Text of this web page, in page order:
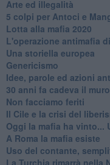
Arte ed illegalità
​5 colpi per Antoci e
Lotta alla mafia 2020
L'operazione antimafia
Una storiella europea
Genericismo
Idee, parole ed azioni
30 anni fa cadeva il muro
Non facciamo feriti
Il Cile e la crisi del
Oggi la mafia ha vinto...
A Roma la mafia esiste
Uso del contante,
La Turchia rimarrà nella